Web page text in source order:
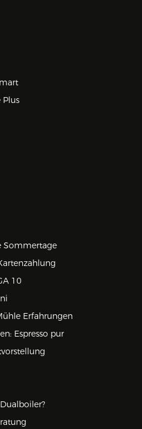
Plus
Sommertage
10
Erfahrungen
Espresso pur